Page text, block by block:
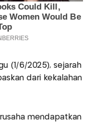
(1/6/2025), sejarah
dari kekalahan
mendapatkan